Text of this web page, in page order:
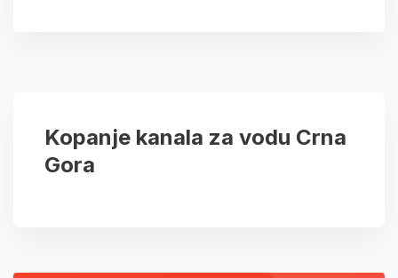
Kopanje kanala za vodu Crna
Gora